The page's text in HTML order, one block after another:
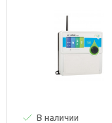
В наличии